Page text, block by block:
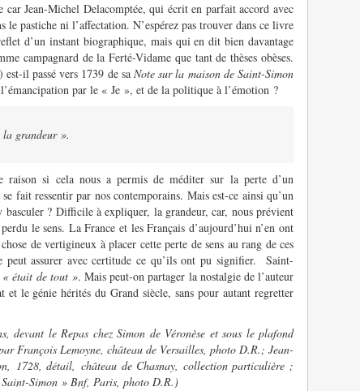
car Jean-Michel Delacomptée, qui écrit en parfait accord avec
le pastiche ni l’affectation. N’espérez pas trouver dans ce livre
d’un instant biographique, mais qui en dit bien davantage
campagnard de la Ferté-Vidame que tant de thèses obèses.
il passé vers 1739 de sa Note sur la maison de Saint-Simon
par le « Je », et de la politique à l’émotion ?
la grandeur ».
si cela nous a permis de méditer sur la perte d’un
fait ressentir par nos contemporains. Mais est-ce ainsi qu’un
basculer ? Difficile à expliquer, la grandeur, car, nous prévient
le sens. La France et les Français d’aujourd’hui n’en ont
de vertigineux à placer cette perte de sens au rang de ces
peut assurer avec certitude ce qu’ils ont pu signifier. Saint-
« était de tout ». Mais peut-on partager la nostalgie de l’auteur
et le génie hérités du Grand siècle, sans pour autant regretter
le Repas chez Simon de Véronèse et sous le plafond
François Lemoyne, château de Versailles, photo D.R.; Jean-
1728, détail, château de Chasnay, collection particulière ;
Simon » Bnf, Paris, photo D.R.)